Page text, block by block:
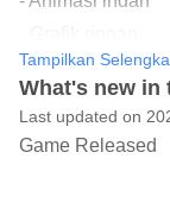
- 80+ monster
- Mekanik mudah
- Pembunuh waktu
Tampilkan
What's new in
Last updated on
Game Released